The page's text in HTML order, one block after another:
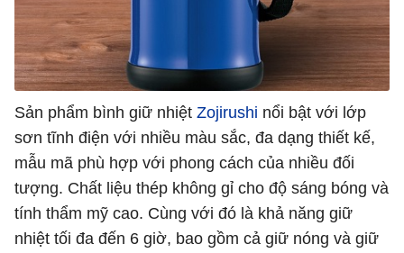
Sản phẩm bình giữ nhiệt Zojirushi nổi bật với lớp
sơn tĩnh điện với nhiều màu sắc, đa dạng thiết kế,
mẫu mã phù hợp với phong cách của nhiều đối
tượng. Chất liệu thép không gỉ cho độ sáng bóng và
tính thẩm mỹ cao. Cùng với đó là khả năng giữ
nhiệt tối đa đến 6 giờ, bao gồm cả giữ nóng và giữ